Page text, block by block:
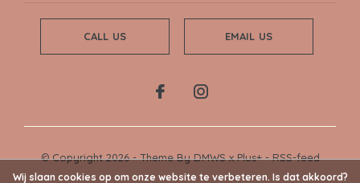
CALL US EMAIL US
© Copyright2026- Theme ByDMWSxPlus+-RSS-feed
Wij slaan cookies op om onze website te verbeteren. Is dat akkoord?